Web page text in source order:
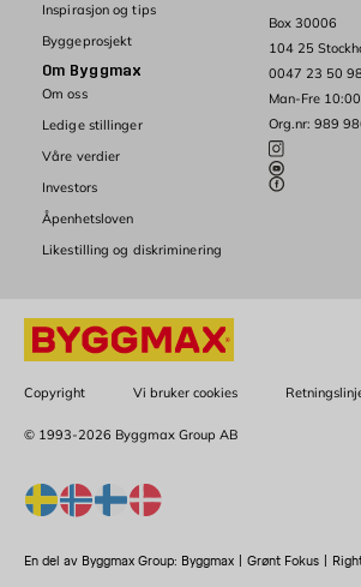
Box 30006
104 25
0047 23 50
Man-Fre
Org.nr: 989
Inspirasjon og tips
Byggeprosjekt
Om Byggmax
Om oss
Ledige stillinger
Våre verdier
Investors
Åpenhetsloven
Likestilling og diskriminering
Copyright Vi bruker cookies
© 1993-2026 Byggmax Group AB
En del av Byggmax Group: Byggmax Grønt Fokus